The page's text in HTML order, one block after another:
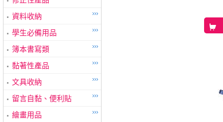
資料收納
學生必備用品
簿本書寫類
黏著性產品
文具收納
留言自黏、便利貼
繪畫用品